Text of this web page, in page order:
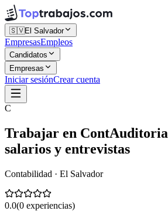
🇸🇻El Salvador
EmpresasEmpleos
Candidatos
Empresas
Iniciar sesiónCrear cuenta
C
Trabajar en ContAuditoria
salarios y entrevistas
Contabilidad · El Salvador
0.0(0 experiencias)